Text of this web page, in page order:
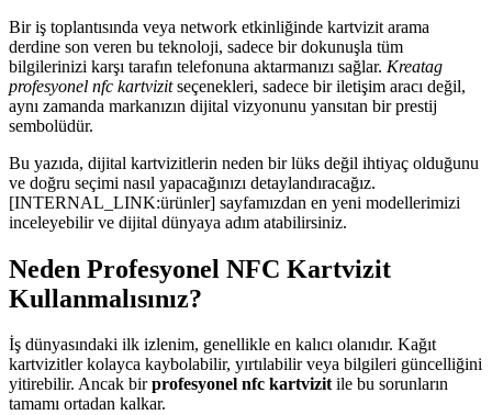
Bir iş toplantısında veya network etkinliğinde kartvizit arama
derdine son veren bu teknoloji, sadece bir dokunuşla tüm
bilgilerinizi karşı tarafın telefonuna aktarmanızı sağlar. Kreatag
profesyonel nfc kartvizitseçenekleri, sadece bir iletişim aracı değil,
aynı zamanda markanızın dijital vizyonunu yansıtan bir prestij
sembolüdür.
Bu yazıda, dijital kartvizitlerin neden bir lüks değil ihtiyaç olduğunu
ve doğru seçimi nasıl yapacağınızı detaylandıracağız.
[INTERNAL_LINK:ürünler] sayfamızdan en yeni modellerimizi
inceleyebilir ve dijital dünyaya adım atabilirsiniz.
Neden Profesyonel NFC Kartvizit
Kullanmalısınız?
İş dünyasındaki ilk izlenim, genellikle en kalıcı olanıdır. Kağıt
kartvizitler kolayca kaybolabilir, yırtılabilir veya bilgileri güncelliğini
yitirebilir. Ancak birprofesyonel nfc kartvizitile bu sorunların
tamamı ortadan kalkar.